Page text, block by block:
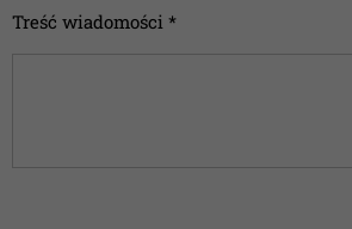
Treść wiadomości *